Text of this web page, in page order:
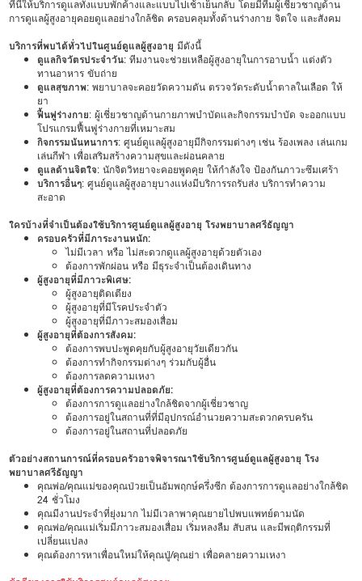
ที่นี่ให้บริการดูแลทั้งแบบพักค้างและแบบไปเช้าเย็นกลับ โดยมีทีมผู้เชี่ยวชาญด้าน
การดูแลผู้สูงอายุคอยดูแลอย่างใกล้ชิด ครอบคลุมทั้งด้านร่างกาย จิตใจ และสังคม
บริการที่พบได้ทั่วไปในศูนย์ดูแลผู้สูงอายุ มีดังนี้
ดูแลกิจวัตรประจำวัน: ทีมงานจะช่วยเหลือผู้สูงอายุในการอาบน้ำ แต่งตัว
ทานอาหาร ขับถ่าย
ดูแลสุขภาพ: พยาบาลจะคอยวัดความดัน ตรวจวัดระดับน้ำตาลในเลือด ให้
ยา
ฟื้นฟูร่างกาย: ผู้เชี่ยวชาญด้านกายภาพบำบัดและกิจกรรมบำบัด จะออกแบบ
โปรแกรมฟื้นฟูร่างกายที่เหมาะสม
กิจกรรมนันทนาการ: ศูนย์ดูแลผู้สูงอายุมีกิจกรรมต่างๆ เช่น ร้องเพลง เล่นเกม
เล่นกีฬา เพื่อเสริมสร้างความสุขและผ่อนคลาย
ดูแลด้านจิตใจ: นักจิตวิทยาจะคอยพูดคุย ให้กำลังใจ ป้องกันภาวะซึมเศร้า
บริการอื่นๆ: ศูนย์ดูแลผู้สูงอายุบางแห่งมีบริการรถรับส่ง บริการทำความ
สะอาด
ใครบ้างที่จำเป็นต้องใช้บริการศูนย์ดูแลผู้สูงอายุ โรงพยาบาลศรีธัญญา
ครอบครัวที่มีภาระงานหนัก:
ไม่มีเวลา หรือ ไม่สะดวกดูแลผู้สูงอายุด้วยตัวเอง
ต้องการพักผ่อน หรือ มีธุระจำเป็นต้องเดินทาง
ผู้สูงอายุที่มีภาวะพิเศษ:
ผู้สูงอายุติดเตียง
ผู้สูงอายุที่มีโรคประจำตัว
ผู้สูงอายุที่มีภาวะสมองเสื่อม
ผู้สูงอายุที่ต้องการสังคม:
ต้องการพบปะพูดคุยกับผู้สูงอายุวัยเดียวกัน
ต้องการทำกิจกรรมต่างๆ ร่วมกับผู้อื่น
ต้องการลดความเหงา
ผู้สูงอายุที่ต้องการความปลอดภัย:
ต้องการการดูแลอย่างใกล้ชิดจากผู้เชี่ยวชาญ
ต้องการอยู่ในสถานที่ที่มีอุปกรณ์อำนวยความสะดวกครบครัน
ต้องการอยู่ในสถานที่ปลอดภัย
ตัวอย่างสถานการณ์ที่ครอบครัวอาจพิจารณาใช้บริการศูนย์ดูแลผู้สูงอายุ โรง
พยาบาลศรีธัญญา
คุณพ่อ/คุณแม่ของคุณป่วยเป็นอัมพฤกษ์ครึ่งซีก ต้องการการดูแลอย่างใกล้ชิด
24 ชั่วโมง
คุณมีงานประจำที่ยุ่งมาก ไม่มีเวลาพาคุณยายไปพบแพทย์ตามนัด
คุณพ่อ/คุณแม่เริ่มมีภาวะสมองเสื่อม เริ่มหลงลืม สับสน และมีพฤติกรรมที่
เปลี่ยนแปลง
คุณต้องการหาเพื่อนใหม่ให้คุณปู่/คุณย่า เพื่อคลายความเหงา